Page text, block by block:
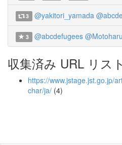
3 @yakitori_yamada
3 @abcdefugees
収集済み URL リスト
https://www.jstage.jst.go.jp/
char/ja/ (4)